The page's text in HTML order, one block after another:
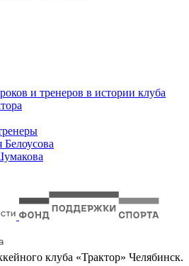
и тренеров в истории клуба
клуба «Трактор» Челябинск.